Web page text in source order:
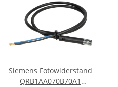
Siemens Fotowiderstand
QRB1AA070B70A1